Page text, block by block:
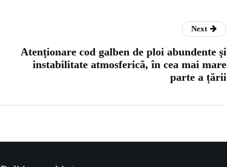
Next
Atenţionare cod galben de ploi abundente şi
instabilitate atmosferică, în cea mai mare
parte a țării